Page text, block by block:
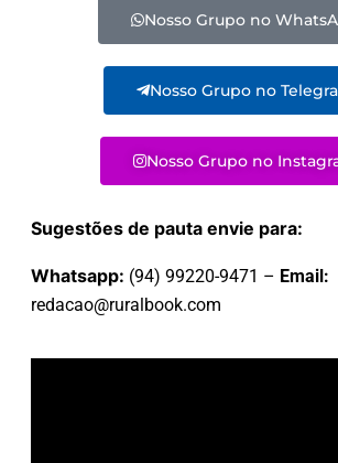
Nosso Grupo no
Nosso Grupo no
Nosso Grupo no
Sugestões de pauta envie para:
Whatsapp: (94) 99220-9471 – Email:
redacao@ruralbook.com